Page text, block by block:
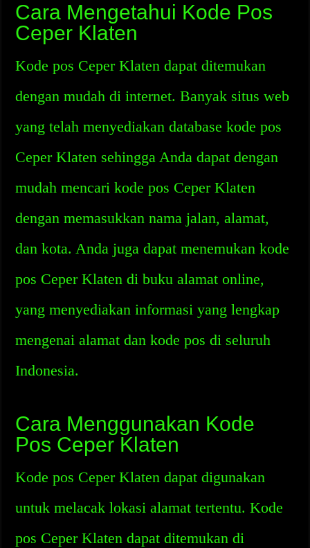
Cara Mengetahui Kode Pos
Ceper Klaten
Kode pos Ceper Klaten dapat ditemukan
dengan mudah di internet. Banyak situs web
yang telah menyediakan database kode pos
Ceper Klaten sehingga Anda dapat dengan
mudah mencari kode pos Ceper Klaten
dengan memasukkan nama jalan, alamat,
dan kota. Anda juga dapat menemukan kode
pos Ceper Klaten di buku alamat online,
yang menyediakan informasi yang lengkap
mengenai alamat dan kode pos di seluruh
Indonesia.
Cara Menggunakan Kode
Pos Ceper Klaten
Kode pos Ceper Klaten dapat digunakan
untuk melacak lokasi alamat tertentu. Kode
pos Ceper Klaten dapat ditemukan di